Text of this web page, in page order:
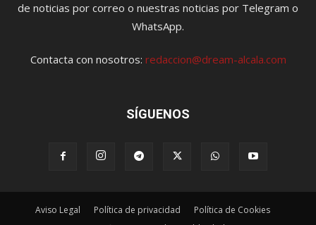
de noticias por correo o nuestras noticias por Telegram o
WhatsApp.
Contacta con nosotros: redaccion@dream-alcala.com
SÍGUENOS
Aviso Legal Política de privacidad
Política de Cookies